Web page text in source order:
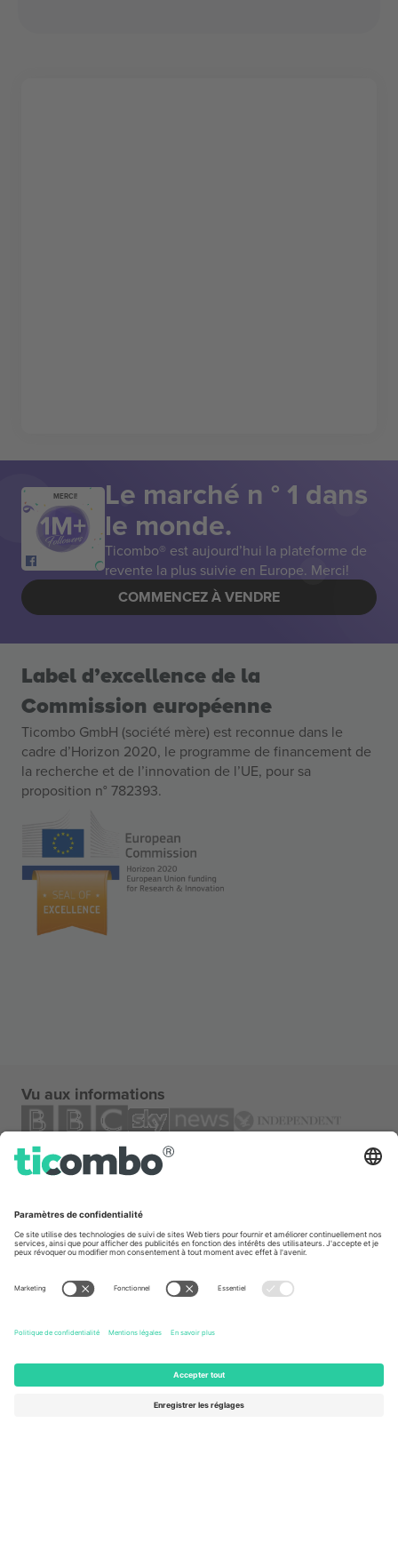
MERCI! Le marché n ° 1 dans
le monde.
Ticombo® est aujourd’hui la plateforme de
revente la plus suivie en Europe. Merci!
COMMENCEZ À VENDRE
Label d’excellence de la
Commission européenne
Ticombo GmbH (société mère) est reconnue dans le
cadre d’Horizon 2020, le programme de financement de
la recherche et de l’innovation de l’UE, pour sa
proposition n° 782393.
Vu aux informations
TixProtect
Programme d'affiliation
Comment ça marche
Centre d'information sur la Coupe
Nous contacter